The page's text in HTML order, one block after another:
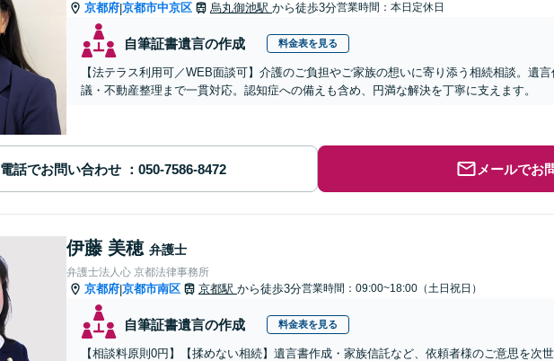
京都府|京都市中京区 烏丸御池駅 から徒歩3分営業時間：本日定休日
自筆証書遺言の作成 料金表を見る
【法テラス利用可／WEB面談可】介護のご負担やご家族の想いに寄り添う相続相談。遺
議・不動産整理まで一貫対応。認知症への備えも含め、円満な解決を丁寧に支えます。
電話でお問い合わせ メールでお
伊藤 美穂 弁護士
弁護士法人心 京都法律事務所
京都府|京都市南区 京都駅 から徒歩3分営業時間：09:00~18:00（土日祝日）
自筆証書遺言の作成 料金表を見る
【相談料原則0円】【揉めない相続】遺言書作成・家族信託など、依頼者様のご意思を次